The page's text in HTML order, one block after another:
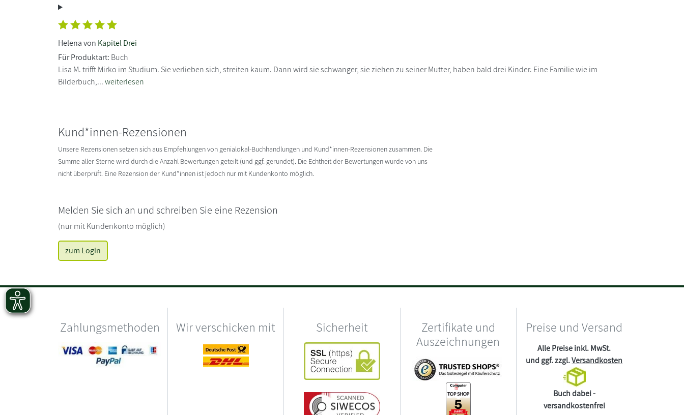
Helena von Kapitel Drei
Für Produktart: Buch
Lisa M. trifft Mirko im Studium. Sie verlieben sich, streiten kaum. Dann wird sie schwanger, sie ziehen zu seiner Mutter, haben bald drei Kinder. Eine Familie wie im
Bilderbuch,...weiterlesen
Kund*innen-Rezensionen
Unsere Rezensionen setzen sich aus Empfehlungen von genialokal-Buchhandlungen und Kund*innen-Rezensionen zusammen. Die
Summe aller Sterne wird durch die Anzahl Bewertungen geteilt (und ggf. gerundet). Die Echtheit der Bewertungen wurde von uns
nicht überprüft. Eine Rezension der Kund*innen ist jedoch nur mit Kundenkonto möglich.
Melden Sie sich an und schreiben Sie eine Rezension
(nur mit Kundenkonto möglich)
zum Login
Zahlungsmethoden Wir verschicken mit Sicherheit
Zertifikate und
Auszeichnungen
Preise und Versand
Alle Preise inkl. MwSt.
und ggf. zzgl.Versandkosten
Buch dabei -
versandkostenfrei